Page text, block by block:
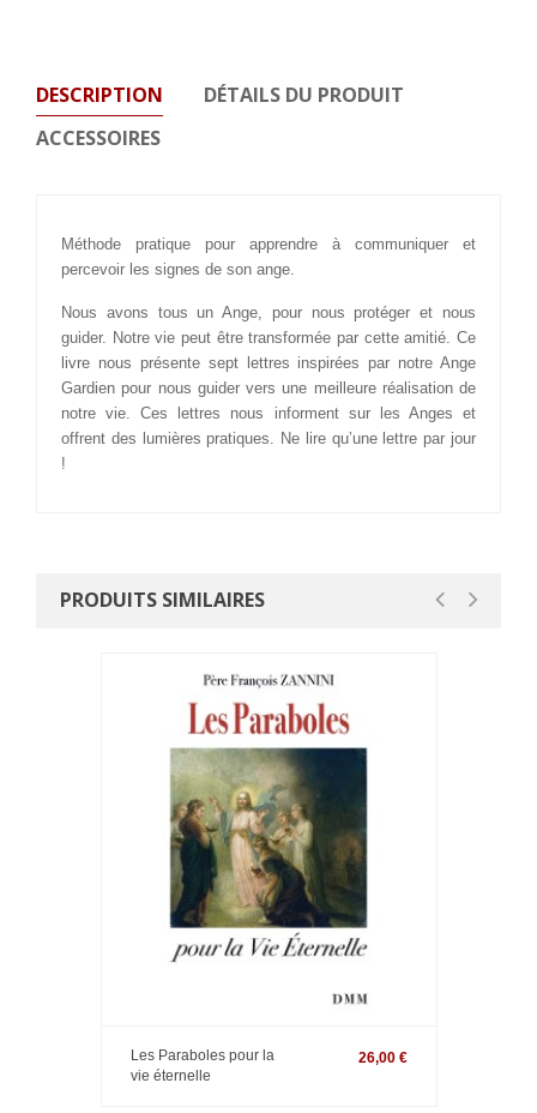
DESCRIPTION
DÉTAILS DU PRODUIT
ACCESSOIRES
Méthode pratique pour apprendre à communiquer et
percevoir les signes de son ange.
Nous avons tous un Ange, pour nous protéger et nous
guider. Notre vie peut être transformée par cette amitié. Ce
livre nous présente sept lettres inspirées par notre Ange
Gardien pour nous guider vers une meilleure réalisation de
notre vie. Ces lettres nous informent sur les Anges et
offrent des lumières pratiques. Ne lire qu’une lettre par jour
!
PRODUITS SIMILAIRES
Les Paraboles pour la
vie éternelle
26,00 €